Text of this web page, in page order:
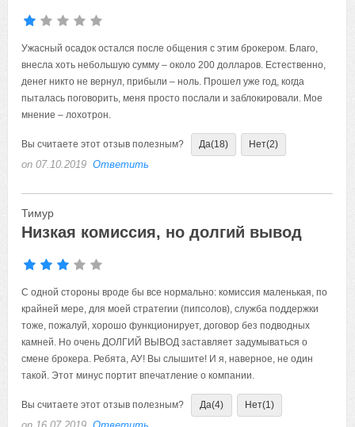
Ужасный осадок остался после общения с этим брокером. Благо,
внесла хоть небольшую сумму – около 200 долларов. Естественно,
денег никто не вернул, прибыли – ноль. Прошел уже год, когда
пыталась поговорить, меня просто послали и заблокировали. Мое
мнение – лохотрон.
Вы считаете этот отзыв полезным? Да(18) Нет(2)
on 07.10.2019 Ответить
Тимур
Низкая комиссия, но долгий вывод
С одной стороны вроде бы все нормально: комиссия маленькая, по
крайней мере, для моей стратегии (пипсолов), служба поддержки
тоже, пожалуй, хорошо функционирует, договор без подводных
камней. Но очень ДОЛГИЙ ВЫВОД заставляет задумываться о
смене брокера. Ребята, АУ! Вы слышите! И я, наверное, не один
такой. Этот минус портит впечатление о компании.
Вы считаете этот отзыв полезным? Да(4) Нет(1)